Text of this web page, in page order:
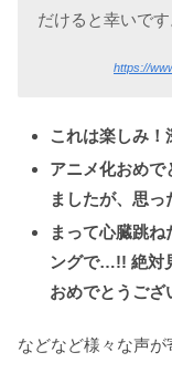
だけると幸いです
https://
これは楽しみ！
アニメ化おめで
ましたが、思
まって心臓跳ね
ングで…!! 絶対
おめでとうござ
などなど様々な声が